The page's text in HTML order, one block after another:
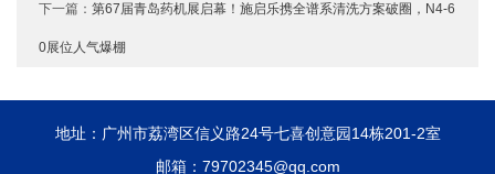
下一篇：第67届青岛药机展启幕！施启乐携全谱系清洗方案破圈，N4-6
0展位人气爆棚
地址：广州市荔湾区信义路24号七喜创意园14栋201-2室
邮箱：79702345@qq.com